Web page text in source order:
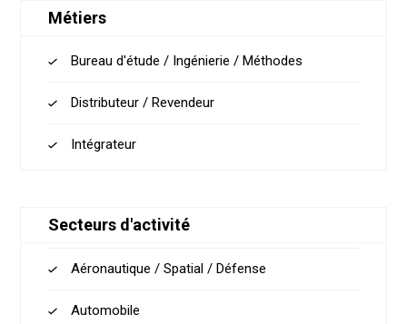
Métiers
Bureau d'étude / Ingénierie / Méthodes
Distributeur / Revendeur
Intégrateur
Secteurs d'activité
Aéronautique / Spatial / Défense
Automobile